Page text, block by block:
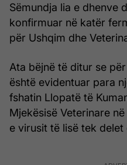
Sëmundja lia e dhenve
konfirmuar në katër
për Ushqim dhe
Ata bëjnë të ditur se
është evidentuar para
fshatin Llopatë të
Mjekësisë Veterinare
e virusit të lisë tek delet